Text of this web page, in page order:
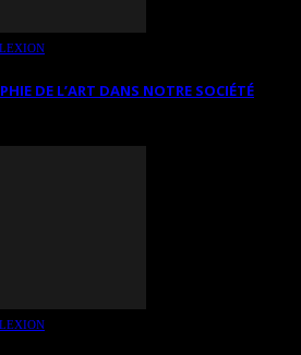
DE L’ART DANS NOTRE SOCIÉTÉ